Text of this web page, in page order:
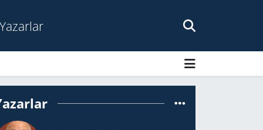
Yazarlar